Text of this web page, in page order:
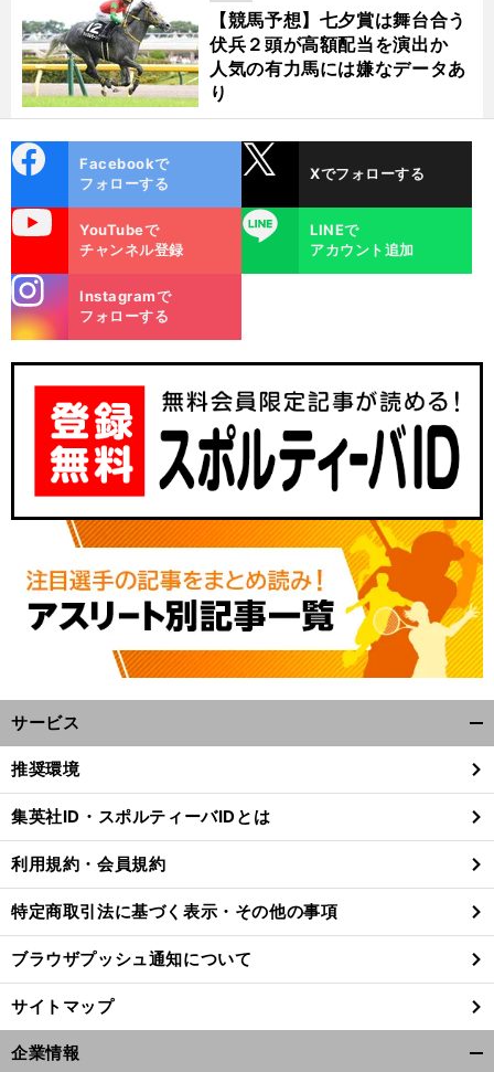
【競馬予想】七夕賞は舞台合う
伏兵２頭が高額配当を演出か
人気の有力馬には嫌なデータあ
り
ok
Facebookで
フォローする
Xでフォローする
YouTubeで
チャンネル登録
LINE
LINEで
アカウント追加
m
Instagramで
フォローする
サービス
閉
る
推奨環境
集英社ID・スポルティーバIDとは
利用規約・会員規約
特定商取引法に基づく表示・その他の事項
ブラウザプッシュ通知について
サイトマップ
企業情報